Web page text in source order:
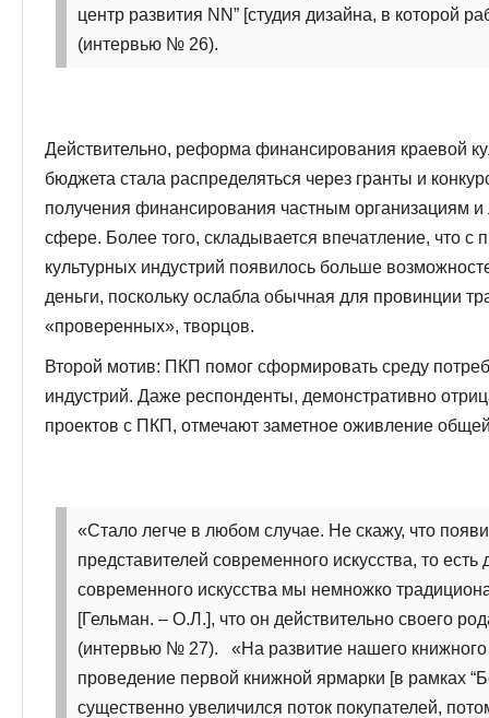
центр развития NN” [студия дизайна, в которой
(интервью № 26).
Действительно, реформа финансирования краевой
бюджета стала распределяться через гранты и
получения финансирования частным организациям
сфере. Более того, складывается впечатление, что с
культурных индустрий появилось больше
деньги, поскольку ослабла обычная для провинции
«проверенных», творцов.
Второй мотив: ПКП помог сформировать среду
индустрий. Даже респонденты, демонстративно
проектов с ПКП, отмечают заметное оживление
«Стало легче в любом случае. Не скажу, что
представителей современного искусства, то
современного искусства мы немножко
[Гельман. – О.Л.], что он действительно своего
(интервью № 27).
«На развитие нашего
проведение первой книжной ярмарки [в рамках
существенно увеличился поток покупателей,